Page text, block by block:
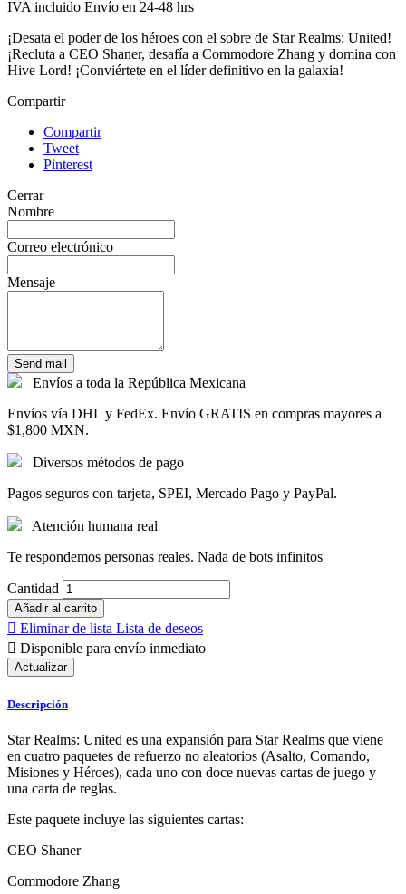
IVA incluido Envío en 24-48 hrs
¡Desata el poder de los héroes con el sobre de Star Realms: United!
¡Recluta a CEO Shaner, desafía a Commodore Zhang y domina con
Hive Lord! ¡Conviértete en el líder definitivo en la galaxia!
Compartir
Compartir
Tweet
Pinterest
Cerrar
Nombre
Correo electrónico
Mensaje
Send mail
Envíos a toda la República Mexicana
Envíos vía DHL y FedEx. Envío GRATIS en compras mayores a
$1,800 MXN.
Diversos métodos de pago
Pagos seguros con tarjeta, SPEI, Mercado Pago y PayPal.
Atención humana real
Te respondemos personas reales. Nada de bots infinitos
Cantidad
Añadir al carrito
 Eliminar de lista Lista de deseos
 Disponible para envío inmediato
Descripción
Star Realms: United es una expansión para Star Realms que viene
en cuatro paquetes de refuerzo no aleatorios (Asalto, Comando,
Misiones y Héroes), cada uno con doce nuevas cartas de juego y
una carta de reglas.
Este paquete incluye las siguientes cartas:
CEO Shaner
Commodore Zhang